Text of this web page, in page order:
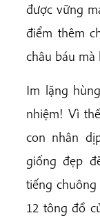
được vững
điểm thêm
châu báu mà
Im lặng
nhiệm! Vì
con nhân
giống đẹp
tiếng
12 tông đồ